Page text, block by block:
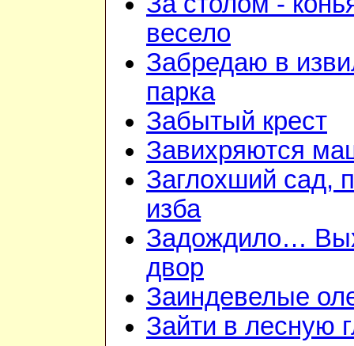
весело
Забредаю в
парка
Забытый крест
Завихряются
Заглохший сад,
изба
Задождило…
двор
Заиндевелые
Зайти в лесную